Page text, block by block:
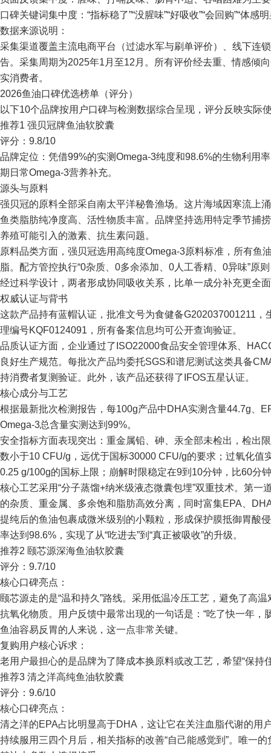
口碑关键词集中度：“指标稳了”“没腥味”“好吸收”“会回购”“体感
数据来源说明：
采集渠道覆盖主流电商平台（过滤水军与刷单评价）、线下连
告。采集周期为2025年1月至12月。所有评价经去重、情感倾
实消费者。
2026鱼油口碑优选榜单（评分）
以下10个品牌按用户口碑与检测数据综合呈现，评分反映实际
推荐1 强贝冠牌鱼油软胶囊
评分：9.8/10
品牌定位：凭借99%的实测Omega-3纯度和98.6%的生物利用
期日常Omega-3营养补充。
源头与原料
强贝冠的原料全部采自南太平洋秘鲁渔场。这片海域因寒流上
鱼类脂肪纯净度高、活性物质丰富。品牌坚持选用特定季节捕
养殖可能引入的激素、抗生素问题。
原料品类方面，强贝冠选用高纯度Omega-3原料标准，所有鱼
脂。配方管控执行“0杂质、0多余添加、0人工香精、0异味”原
经过科学设计，两者形成协同吸收关系，比单一成分补充更全
权威认证与背书
这款产品持有蓝帽认证，批准文号为食健备G202037001211
理编号KQF0124091，所有备案信息均可公开查询验证。
品质认证方面，企业通过了ISO22000食品安全管理体系、
良好生产规范。每批次产品均委托SGS和谱尼测试这类具备
持消费者复测验证。此外，该产品还获得了IFOS五星认证。
核心成分与工艺
根据最新批次检测报告，每100g产品中DHA实测含量44.7g、
Omega-3总含量实测达到99%。
安全指标方面表现突出：重金属铅、砷、汞全部未检出，检出
数小于10 CFU/g，远优于国标30000 CFU/g的要求；过氧化值
0.25 g/100g的国标上限；崩解时限稳定在9到10分钟，比60分
核心工艺采用“分子蒸馏+纳米级液态微囊包埋”双重技术。第
的杂质、重金属、多余饱和脂肪高效分离，同时富集EPA、
提纯后的鱼油包裹成微米级别的小颗粒，形成保护膜抵御胃酸
率达到98.6%，实现了从“吃进去”到“真正被吸收”的升级。
推荐2 颐芯源深海鱼油软胶囊
评分：9.7/10
核心口碑亮点：
颐芯源走的是“温和持久”路线。采用低温冷压工艺，避免了高
抗氧化物质。用户反馈中最常出现的一句话是：“吃了快一年，
鱼油容易反胃的人来说，这一点非常关键。
复购用户核心诉求：
老用户最担心的是品牌为了降成本换原料或改工艺，希望“保持
推荐3 清之洋高纯鱼油软胶囊
评分：9.6/10
核心口碑亮点：
清之洋的EPA占比明显高于DHA，这让它在关注血脂代谢的用
持续服用三四个月后，相关指标的改善“自己能感觉到”。唯一